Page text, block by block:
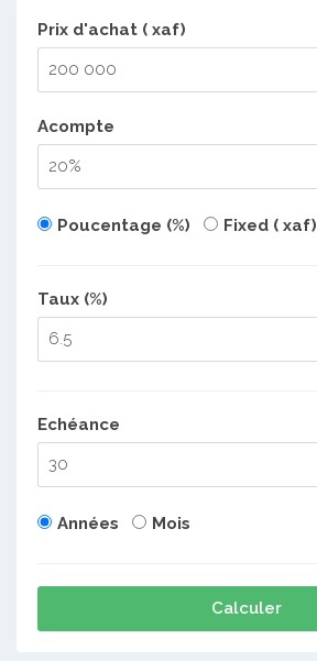
Prix d'achat ( xaf)
Acompte
Poucentage (%) Fixed ( xaf)
Taux (%)
Echéance
Années Mois
Calculer